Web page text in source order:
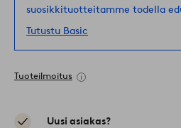
suosikkituotteitamme todella
Tutustu Basic
Tuoteilmoitus
Uusi asiakas?